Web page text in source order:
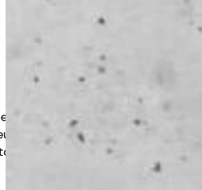
suojaavat lattiaa kulutukselta,
Lopputulos on
ja käyttötarkoitukseen optimoitu.